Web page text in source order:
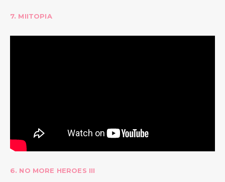
7. MIITOPIA
6. NO MORE HEROES III